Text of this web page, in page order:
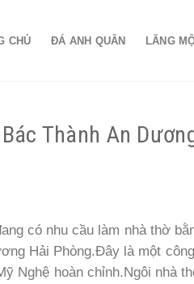
CHỦ ĐÁ ANH QUÂN LĂNG
Thành An
có nhu cầu làm nhà thờ
Hải Phòng.Đây là một
Nghệ hoàn chỉnh.Ngôi nhà